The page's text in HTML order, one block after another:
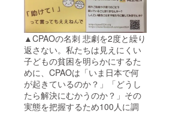
▲CPAOの名刺 悲劇を2度と繰り
返さない。私たちは見えにくい
子どもの貧困を明らかにするた
めに、CPAOは「いま日本で何
が起きているのか？」「どうし
たら解決にむかうのか？」その
実態を把握するため100人に調